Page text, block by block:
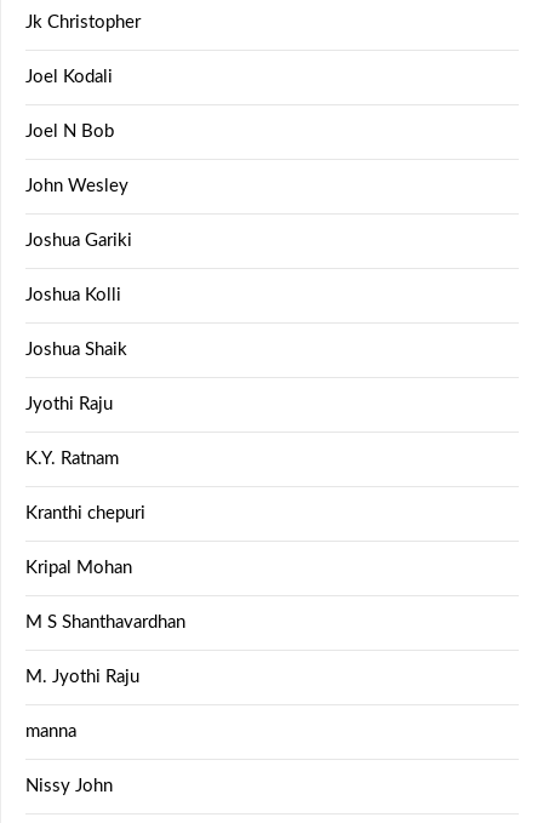
Jk Christopher
Joel Kodali
Joel N Bob
John Wesley
Joshua Gariki
Joshua Kolli
Joshua Shaik
Jyothi Raju
K.Y. Ratnam
Kranthi chepuri
Kripal Mohan
M S Shanthavardhan
M. Jyothi Raju
manna
Nissy John